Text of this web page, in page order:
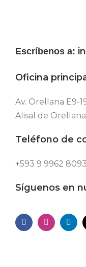
Escríbenos a:
Oficina
Av. Orellana E9-
Alisal de
Teléfono de
+593 9 9962 8093
Síguenos en